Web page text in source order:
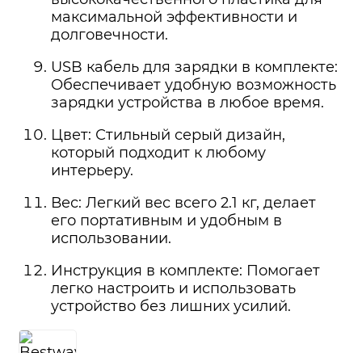
максимальной эффективности и
долговечности.
USB кабель для зарядки в комплекте:
Обеспечивает удобную возможность
зарядки устройства в любое время.
Цвет: Стильный серый дизайн,
который подходит к любому
интерьеру.
Вес: Легкий вес всего 2.1 кг, делает
его портативным и удобным в
использовании.
Инструкция в комплекте: Помогает
легко настроить и использовать
устройство без лишних усилий.